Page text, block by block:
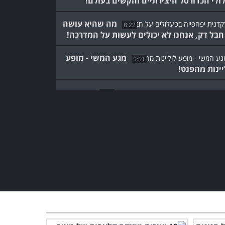
8:22
מה שהיא עושה
דק, אנחנו לא יכולים לעשות על המדרכה!
5:51
מגע המשי - מופע
מהפנט!
3:11
כדי לבצע את פעלולי
החד-אופן האלה צריך כישרון